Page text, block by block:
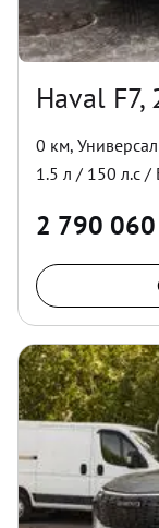
Haval F7,
0 км, Универсал
1.5 л / 150 л.с /
2 790 060